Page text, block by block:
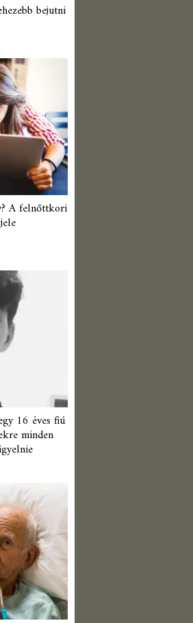
bejutni
A felnőttkori
16 éves fiú
minden